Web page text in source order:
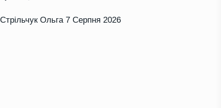
Стрільчук Ольга 7 Серпня 2026